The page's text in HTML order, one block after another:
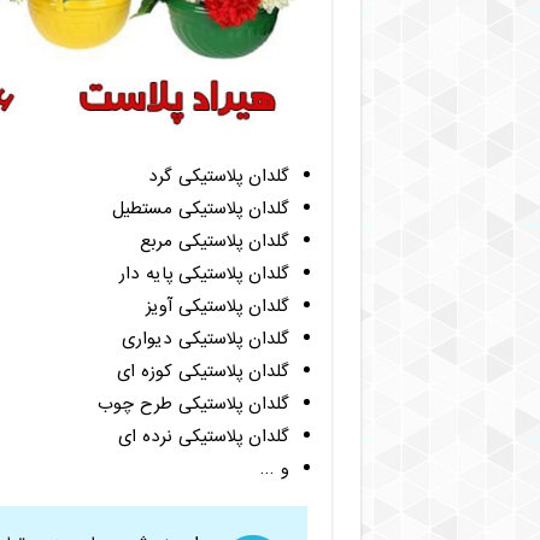
گلدان پلاستیکی گرد
گلدان پلاستیکی مستطیل
گلدان پلاستیکی مربع
گلدان پلاستیکی پایه دار
گلدان پلاستیکی آویز
گلدان پلاستیکی دیواری
گلدان پلاستیکی کوزه ای
گلدان پلاستیکی طرح چوب
گلدان پلاستیکی نرده ای
و …